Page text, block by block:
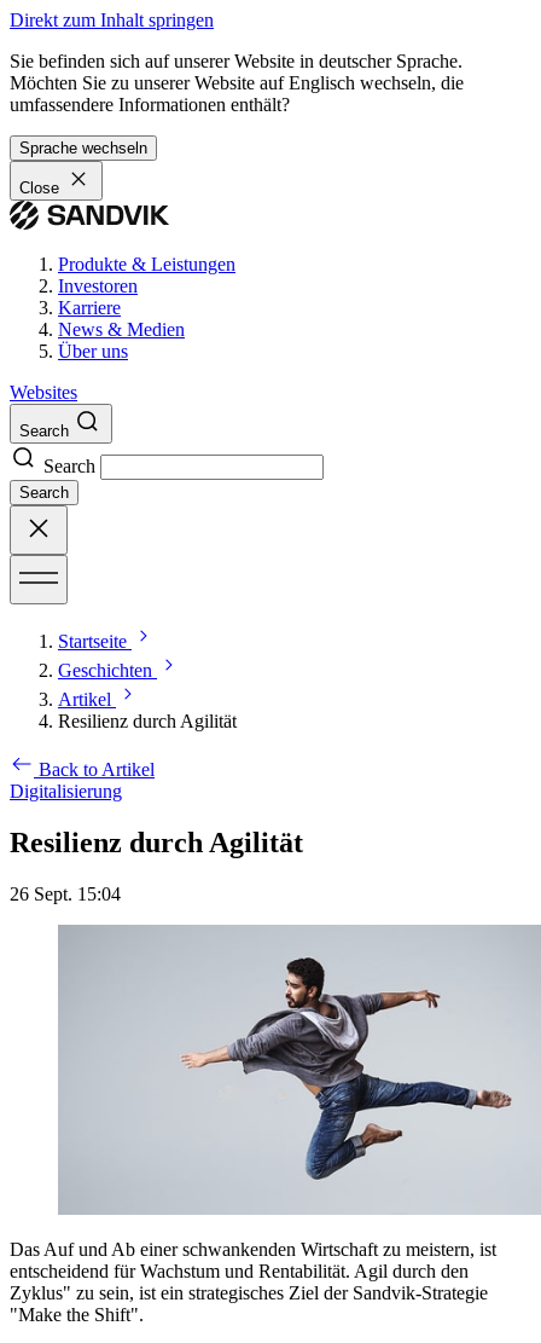
Direkt zum Inhalt springen
Sie befinden sich auf unserer Website in deutscher Sprache.
Möchten Sie zu unserer Website auf Englisch wechseln, die
umfassendere Informationen enthält?
Sprache wechseln
Close
Produkte & Leistungen
Investoren
Karriere
News & Medien
Über uns
Websites
Search
Search
Search
Startseite
Geschichten
Artikel
Resilienz durch Agilität
Back to Artikel
Digitalisierung
Resilienz durch Agilität
26 Sept. 15:04
Das Auf und Ab einer schwankenden Wirtschaft zu meistern, ist
entscheidend für Wachstum und Rentabilität. Agil durch den
Zyklus" zu sein, ist ein strategisches Ziel der Sandvik-Strategie
"Make the Shift".